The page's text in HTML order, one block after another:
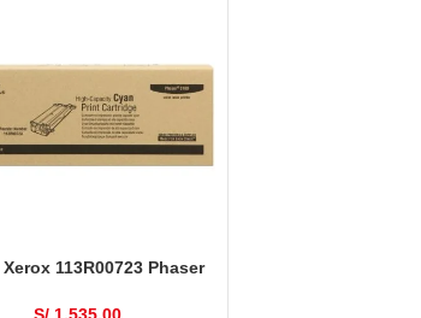
113R00723 Phaser